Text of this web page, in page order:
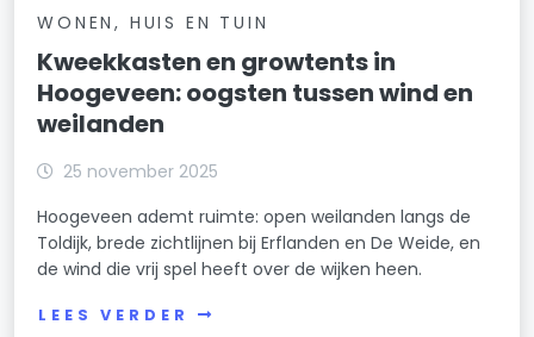
WONEN, HUIS EN TUIN
Kweekkasten en growtents in
Hoogeveen: oogsten tussen wind en
weilanden
25 november 2025
Hoogeveen ademt ruimte: open weilanden langs de
Toldijk, brede zichtlijnen bij Erflanden en De Weide, en
de wind die vrij spel heeft over de wijken heen.
LEES VERDER